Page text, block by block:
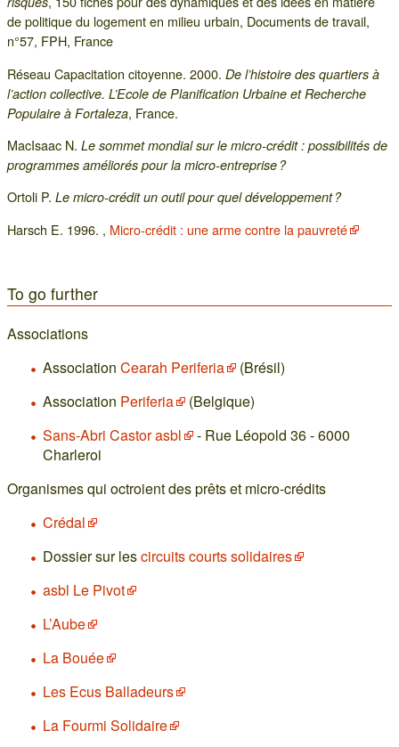
de politique du logement en milieu urbain, Documents de travail,
n°57, FPH, France
Réseau Capacitation citoyenne. 2000. De l’histoire des quartiers à
l’action collective. L’Ecole de Planification Urbaine et Recherche
Populaire à Fortaleza, France.
MacIsaac N. Le sommet mondial sur le micro-crédit : possibilités de
programmes améliorés pour la micro-entreprise ?
Ortoli P. Le micro-crédit un outil pour quel développement ?
Harsch E. 1996. , Micro-crédit : une arme contre la pauvreté
To go further
Associations
Association Cearah Periferia
(Brésil)
Association Periferia
(Belgique)
Sans-Abri Castor asbl
- Rue Léopold 36 - 6000
Charleroi
Organismes qui octroient des prêts et micro-crédits
Crédal
Dossier sur lescircuits courts solidaires
asbl Le Pivot
L’Aube
La Bouée
Les Ecus Balladeurs
La Fourmi Solidaire